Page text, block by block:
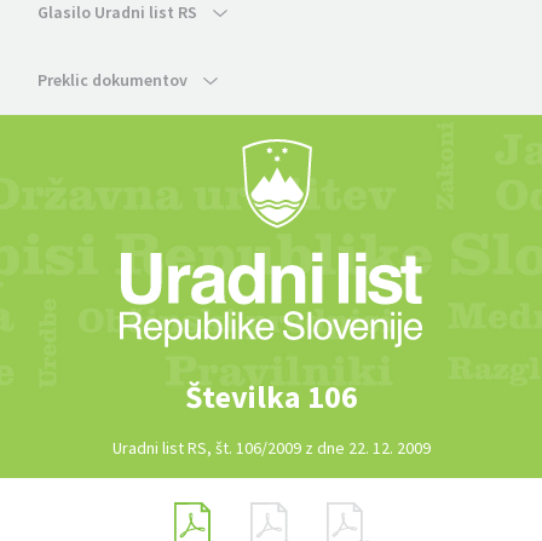
Glasilo Uradni list RS
Preklic dokumentov
Številka 106
Uradni list RS, št. 106/2009 z dne 22. 12. 2009